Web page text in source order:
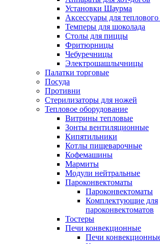
Установки Шаурма
Аксессуары для
Темперы для шоколада
Столы для пиццы
Фритюрницы
Чебуречницы
Электрошашлычницы
Палатки торговые
Посуда
Противни
Стерилизаторы для ножей
Тепловое оборудование
Витрины тепловые
Зонты вентиляционные
Кипятильники
Котлы пищеварочные
Кофемашины
Мармиты
Модули нейтральные
Пароконвектоматы
Пароконвектоматы
Комплектующие для
пароконвектоматов
Тостеры
Печи конвекционные
Печи